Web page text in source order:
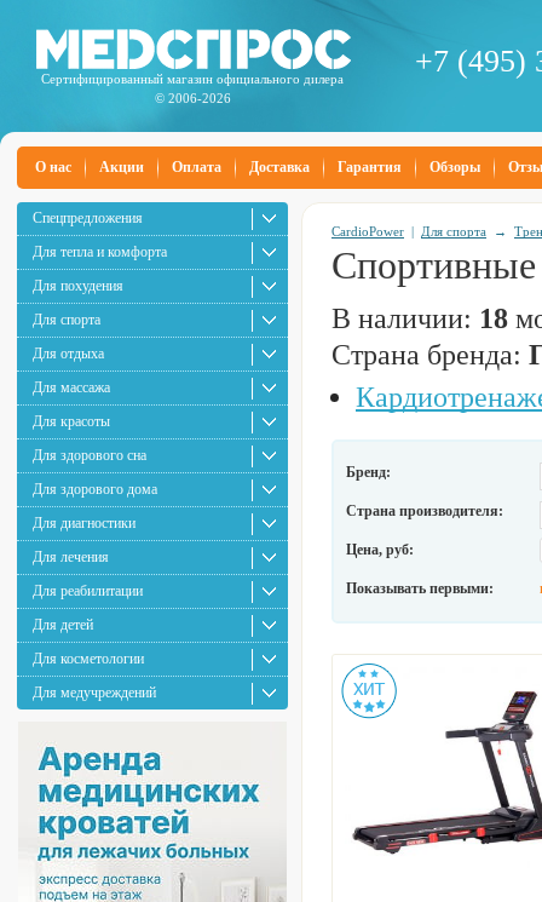
Сертифицированный магазин официального дилера
© 2006-2026
+7 (495)
О нас Акции Оплата Доставка Гарантия Обзоры
Спецпредложения
Для тепла и комфорта
Для похудения
Для спорта
Для отдыха
Для массажа
Для красоты
Для здорового сна
Для здорового дома
Для диагностики
Для лечения
Для реабилитации
Для детей
Для косметологии
Для медучреждений
CardioPower | Для спорта →
В наличии: 18
Страна бренда:
Бренд:
Страна производителя:
Цена, руб:
Показывать первыми: